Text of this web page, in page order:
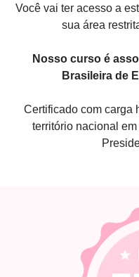
Você vai ter acesso a
sua área
Nosso curso é
Brasileira de
Certificado com carga
território nacional